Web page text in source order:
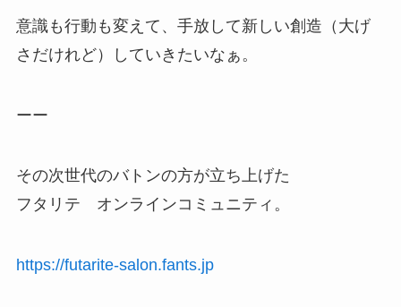
意識も行動も変えて、手放して新しい創造（大げ
さだけれど）していきたいなぁ。
ーー
その次世代のバトンの方が立ち上げた
フタリテ オンラインコミュニティ。
https://futarite-salon.fants.jp